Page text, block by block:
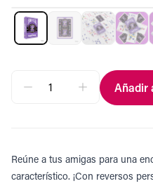
Añadir
Reúne a tus amigas para una
característico. ¡Con reversos